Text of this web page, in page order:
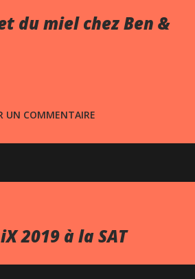
du miel chez Ben &
UN COMMENTAIRE
2019 à la SAT